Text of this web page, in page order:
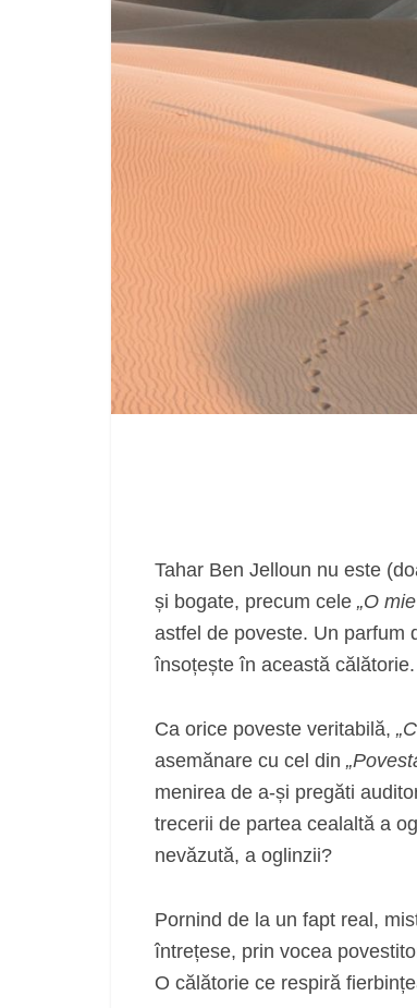
Tahar Ben Jelloun nu este
și bogate, precum cele „O
astfel de poveste. Un parfum
însoțește în această călătorie.
Ca orice poveste veritabilă,
asemănare cu cel din
menirea de a-și pregăti
trecerii de partea cealaltă a
nevăzută, a oglinzii?
Pornind de la un fapt real,
întrețese, prin vocea
O călătorie ce respiră